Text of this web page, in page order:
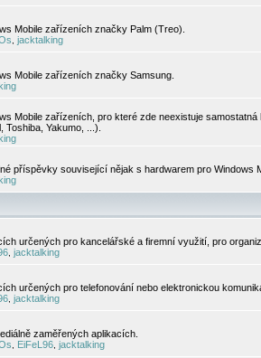
Mobile zařízeních značky Palm (Treo).
jacktalking
Mobile zařízeních značky Samsung.
Mobile zařízeních, pro které zde neexistuje
Toshiba, Yakumo, ...).
příspěvky související nějak s hardwarem pro Windows
určených pro kancelářské a firemní využití, pro
jacktalking
určených pro telefonování nebo elektronickou
jacktalking
zaměřených aplikacích.
EiFeL96 jacktalking